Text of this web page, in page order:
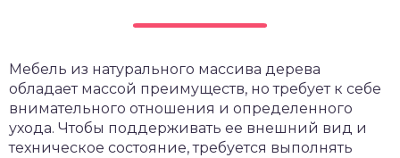
Мебель из натурального массива дерева
обладает массой преимуществ, но требует к себе
внимательного отношения и определенного
ухода. Чтобы поддерживать ее внешний вид и
техническое состояние, требуется выполнять